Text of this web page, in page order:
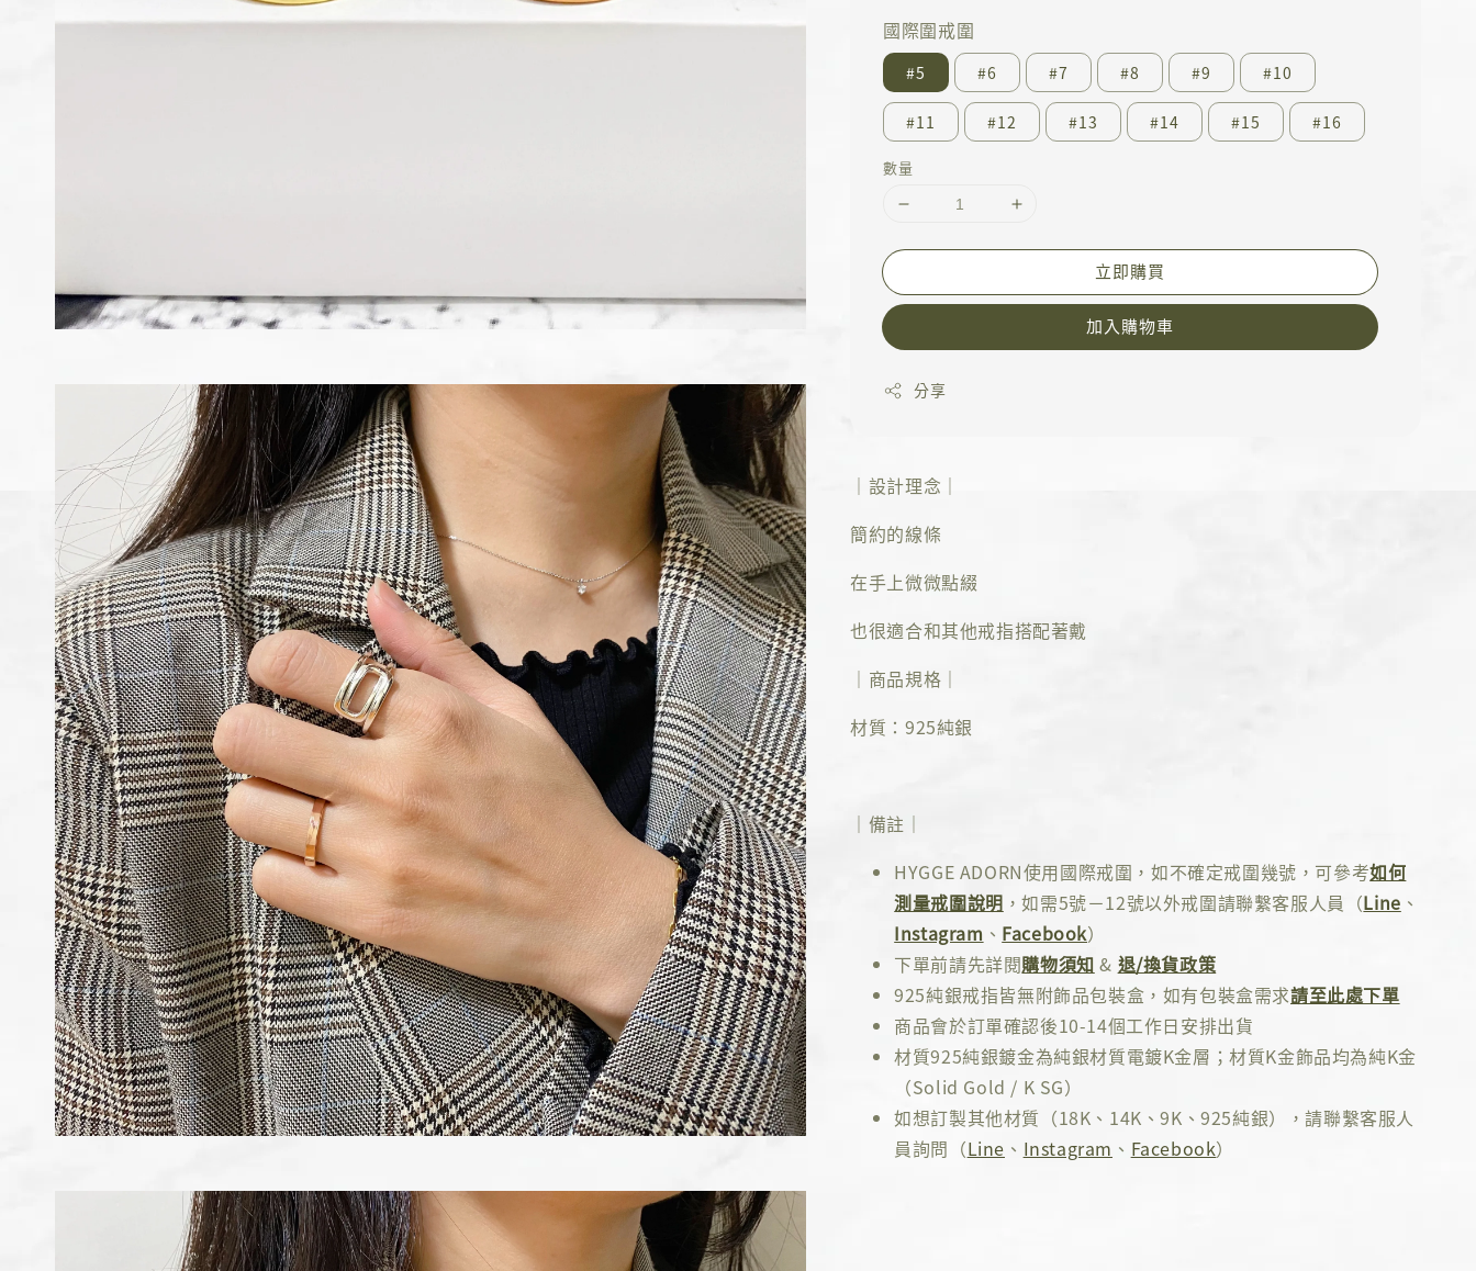
國際圍戒圍
#5 #6 #7 #8 #9 #10
#11 #12 #13 #14 #15 #16
數量
立即購買
加入購物車
分享
｜設計理念｜
簡約的線條
在手上微微點綴
也很適合和其他戒指搭配著戴
｜商品規格｜
材質：925純銀
｜備註｜
HYGGE ADORN使用國際戒圍，如不確定戒圍幾號，可參考如何
測量戒圍說明 ，如需5號－12號以外戒圍請聯繫客服人員（Line 、
Instagram 、 Facebook）
下單前請先詳閱購物須知 & 退/換貨政策
925純銀戒指皆無附飾品包裝盒，如有包裝盒需求請至此處下單
商品會於訂單確認後10-14個工作日安排出貨
材質925純銀鍍金為純銀材質電鍍K金層；材質K金飾品均為純K金
（Solid Gold / K SG）
如想訂製其他材質（18K、14K、9K、925純銀），請聯繫客服人
員詢問（Line 、 Instagram 、 Facebook）